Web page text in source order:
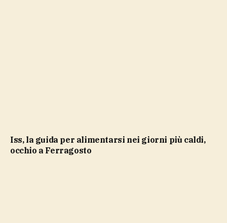
Iss, la guida per alimentarsi nei giorni più caldi,
occhio a Ferragosto